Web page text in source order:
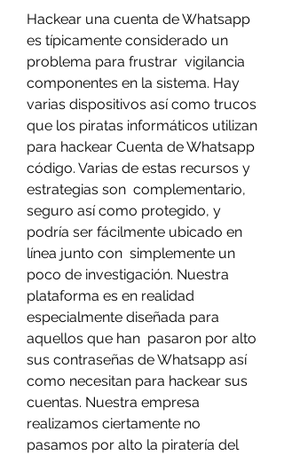
Hackear una cuenta de Whatsapp
es típicamente considerado un
problema para frustrar  vigilancia
componentes en la sistema. Hay
varias dispositivos así como trucos
que los piratas informáticos utilizan
para hackear Cuenta de Whatsapp
código. Varias de estas recursos y
estrategias son  complementario,
seguro así como protegido, y
podría ser fácilmente ubicado en
línea junto con  simplemente un
poco de investigación. Nuestra
plataforma es en realidad
especialmente diseñada para
aquellos que han  pasaron por alto
sus contraseñas de Whatsapp así
como necesitan para hackear sus
cuentas. Nuestra empresa
realizamos ciertamente no
pasamos por alto la piratería del